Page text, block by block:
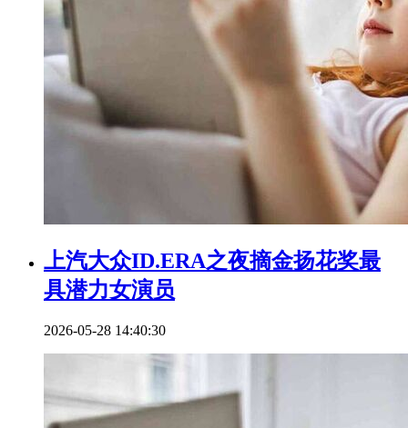
上汽大众ID.ERA之夜摘金扬花奖最
具潜力女演员
2026-05-28 14:40:30